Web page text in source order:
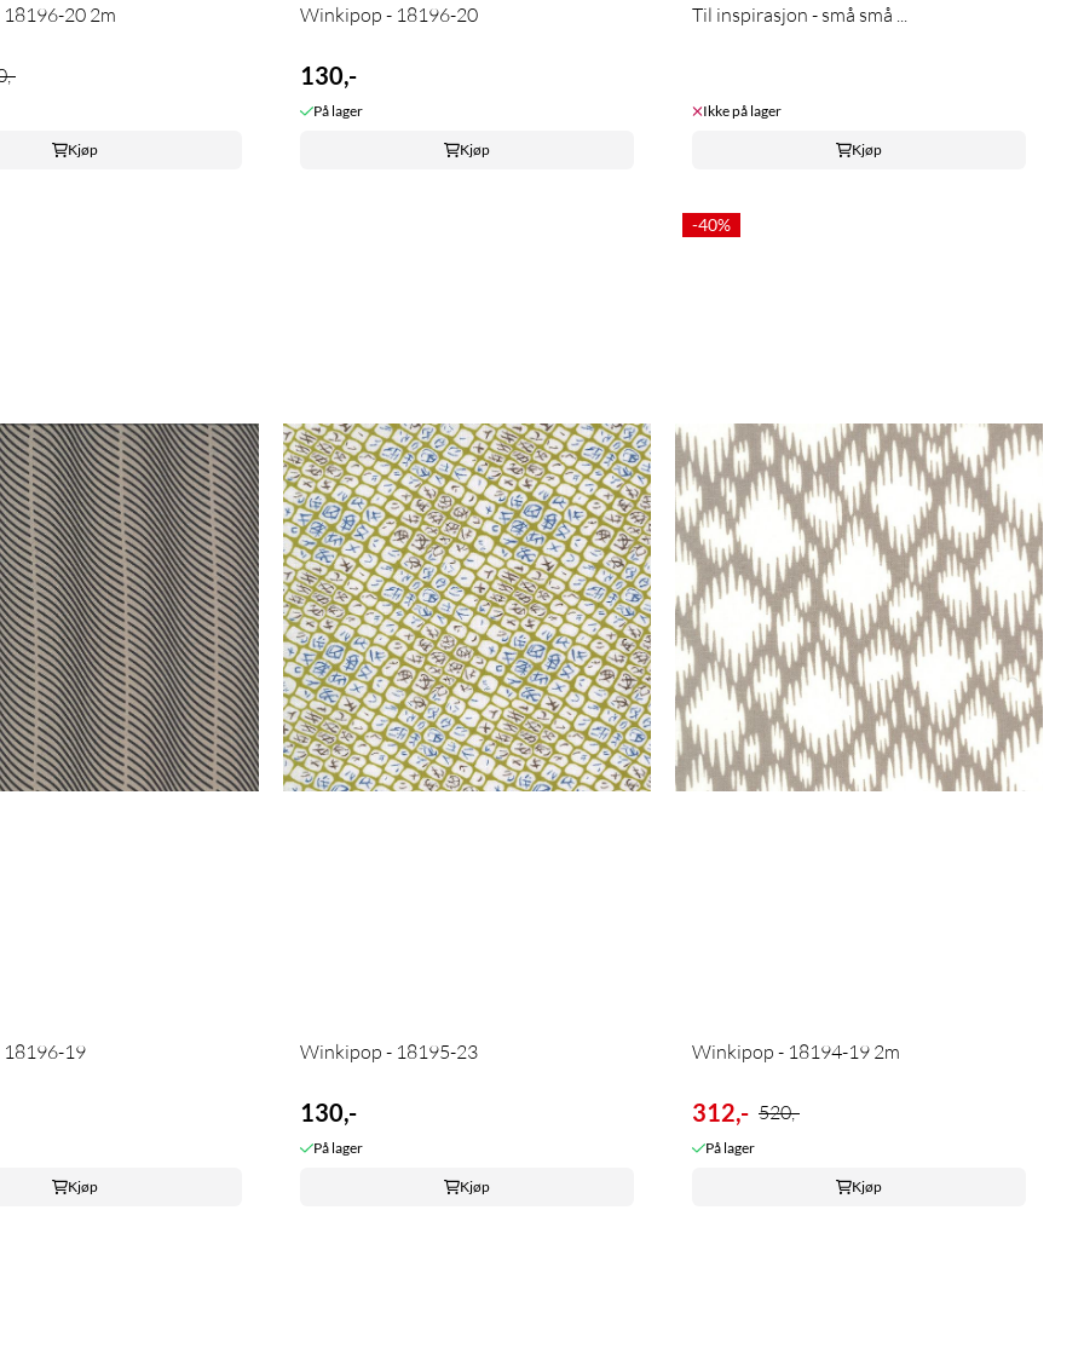
20 2m
Kjøp
Winkipop - 18196-20
130,-
På lager
Kjøp
Til inspirasjon - små små ...
Ikke på lager
Kjøp
19
Kjøp
Winkipop - 18195-23
130,-
På lager
Kjøp
-40%
Winkipop - 18194-19 2m
312,- 520,-
På lager
Kjøp